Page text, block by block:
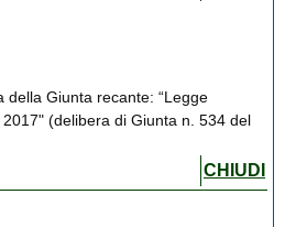
della Giunta recante: “Legge
(delibera di Giunta n. 534 del
CHIUDI